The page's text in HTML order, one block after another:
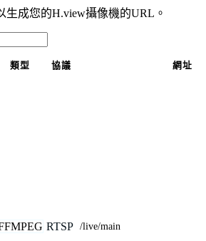
生成您的H.view攝像機的URL。
類型 協議 網址
RTSP /live/main